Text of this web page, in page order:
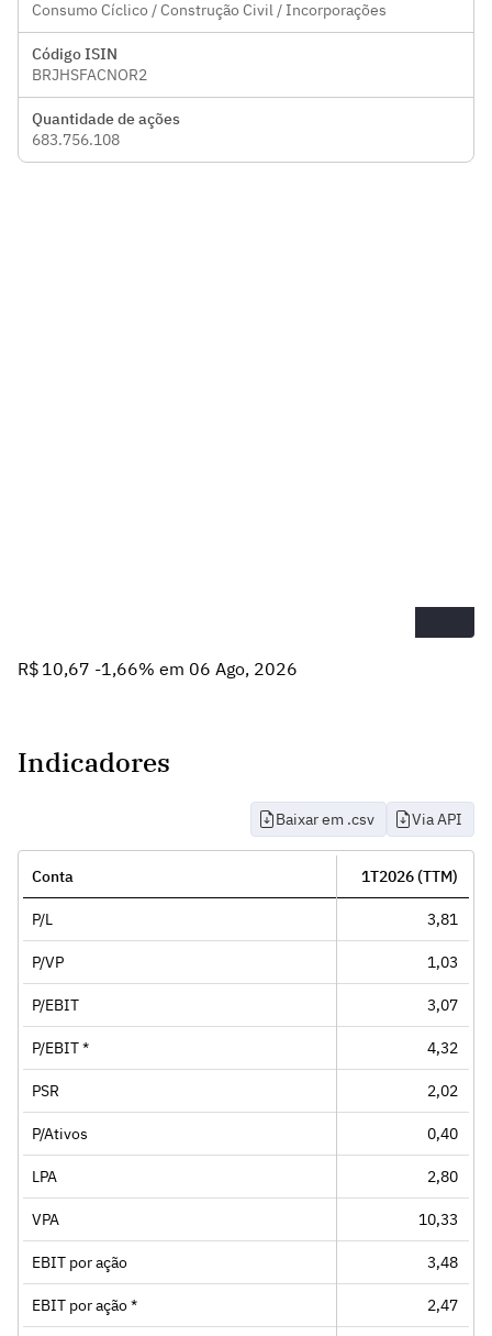
Consumo Cíclico / Construção Civil / Incorporações
Código ISIN
BRJHSFACNOR2
Quantidade de ações
683.756.108
R$ 10,67 -1,66% em 06 Ago, 2026
Indicadores
Baixar em .csv Via API
Conta 1T2026 (TTM)
P/L 3,81
P/VP 1,03
P/EBIT 3,07
P/EBIT * 4,32
PSR 2,02
P/Ativos 0,40
LPA 2,80
VPA 10,33
EBIT por ação 3,48
EBIT por ação * 2,47